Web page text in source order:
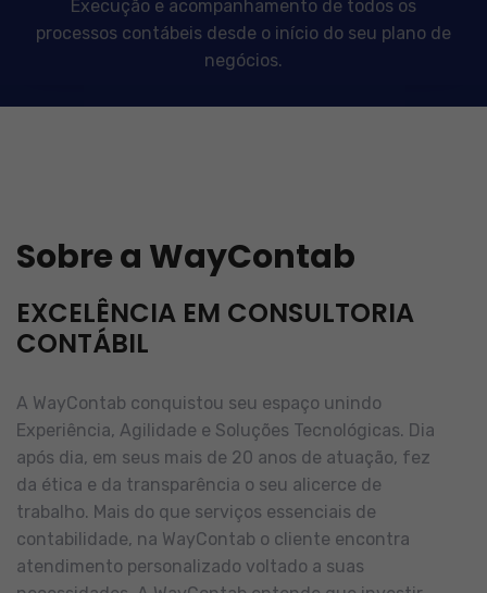
Execução e acompanhamento de todos os
processos contábeis desde o início do seu plano de
negócios.
Sobre a WayContab
EXCELÊNCIA EM CONSULTORIA
CONTÁBIL
A WayContab conquistou seu espaço unindo
Experiência, Agilidade e Soluções Tecnológicas. Dia
após dia, em seus mais de 20 anos de atuação, fez
da ética e da transparência o seu alicerce de
trabalho. Mais do que serviços essenciais de
contabilidade, na WayContab o cliente encontra
atendimento personalizado voltado a suas